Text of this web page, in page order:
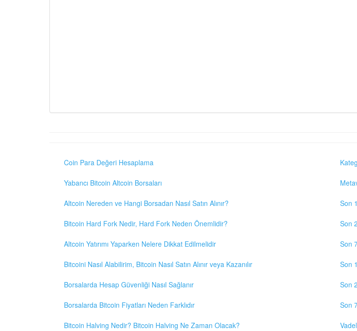
Coin Para Değeri Hesaplama
Yabancı Bitcoin Altcoin Borsaları
Altcoin Nereden ve Hangi Borsadan Nasıl Satın Alınır?
Bitcoin Hard Fork Nedir, Hard Fork Neden Önemlidir?
Altcoin Yatırımı Yaparken Nelere Dikkat Edilmelidir
Bitcoini Nasıl Alabilirim, Bitcoin Nasıl Satın Alınır veya Kazanılır
Borsalarda Hesap Güvenliği Nasıl Sağlanır
Borsalarda Bitcoin Fiyatları Neden Farklıdır
Bitcoin Halving Nedir? Bitcoin Halving Ne Zaman Olacak?
Son
Son
Son
Son
Son
Son